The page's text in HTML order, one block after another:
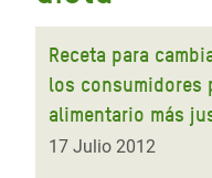
de
ayuda
la
Receta para
los consumidores
alimentario más
17 Julio 2012